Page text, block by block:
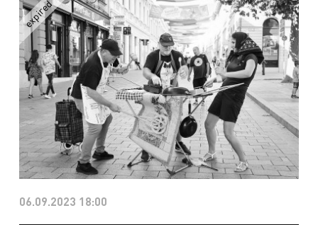
06.09.2023 18:00